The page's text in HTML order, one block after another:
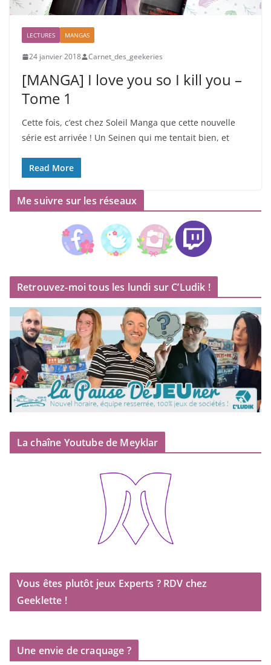
LECTURES MANGAS
24 janvier 2018 Carnet_des_geekeries
[MANGA] I love you so I kill you –
Tome 1
Cette fois, c’est chez Soleil Manga que cette nouvelle
série est arrivée ! Un Seinen qui me tentait bien, et
Read More
Me suivre sur les réseaux
Retrouvez-moi tous les lundi sur C’Ludik !
La chaîne Youtube de Meyklar
Vous êtes plutôt jeux Experts ? RDV chez
Geeklette !
Une envie de craquage ?